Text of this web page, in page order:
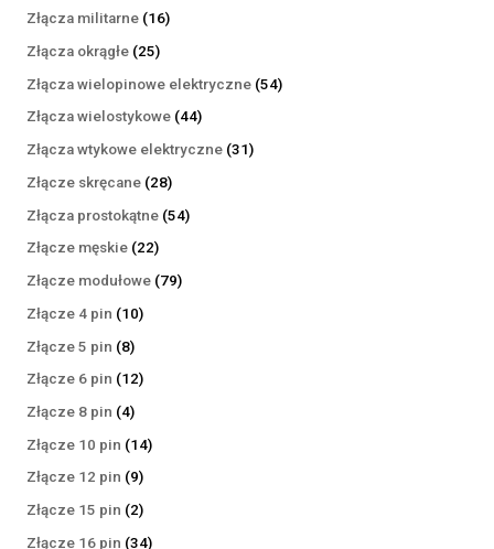
produktów
Złącza militarne 1616
Złącza okrągłe 2525
produktów
Złącza wielopinowe elektryczne 5454
Złącza wielostykowe 4444
produkty
Złącza wtykowe elektryczne 3131
Złącze skręcane 2828
produktów
Złącza prostokątne 5454
Złącze męskie 2222
produkty
Złącze modułowe 7979
Złącze 4 pin 1010
Złącze 5 pin 88
produktów
Złącze 6 pin 1212
Złącze 8 pin 44
produkty
Złącze 10 pin 1414
Złącze 12 pin 99
produktów
Złącze 15 pin 22
produkty
Złącze 16 pin 3434